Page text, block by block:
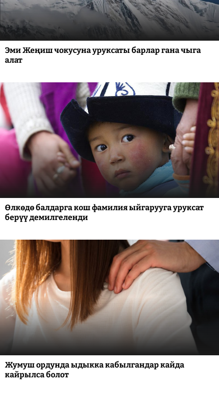
Эми Жеңиш чокусуна уруксаты барлар гана чыга
алат
Өлкөдө балдарга кош фамилия ыйгарууга уруксат
берүү демилгеленди
Жумуш ордунда ыдыкка кабылгандар кайда
кайрылса болот